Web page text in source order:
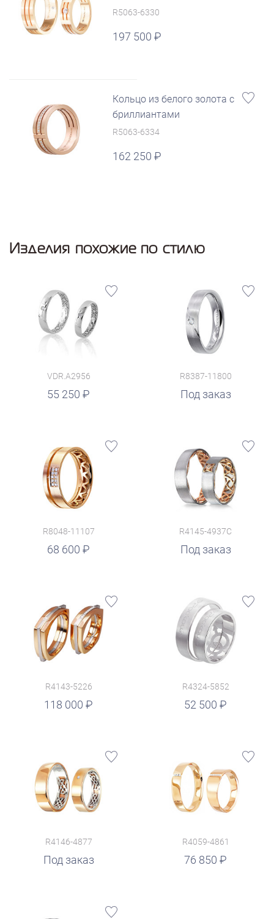
R5063-6330
197 500
Кольцо из белого золота с
бриллиантами
R5063-6334
162 250
Изделия похожие по стилю
VDR.A2956
55 250
R8387-11800
Под заказ
R8048-11107
68 600
R4145-4937C
Под заказ
R4143-5226
118 000
R4324-5852
52 500
руб.
R4146-4877
Под заказ
R4059-4861
76 850
руб.